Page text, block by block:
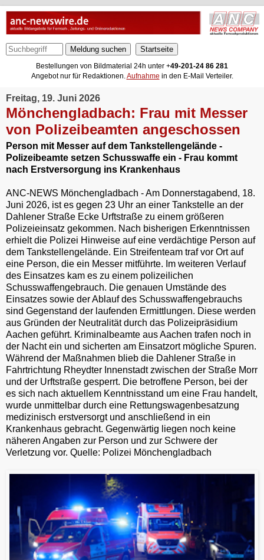
Meldung suchen
Bestellungen von Bildmaterial 24h unter +49-201-24 86 281
Angebot nur für Redaktionen.Aufnahme in den E-Mail Verteiler.
Freitag, 19. Juni 2026
Mönchengladbach: Frau mit Messer
von Polizeibeamten angeschossen
Person mit Messer auf dem Tankstellengelände -
Polizeibeamte setzen Schusswaffe ein - Frau kommt
nach Erstversorgung ins Krankenhaus
ANC-NEWS Mönchengladbach - Am Donnerstagabend, 18.
Juni 2026, ist es gegen 23 Uhr an einer Tankstelle an der
Dahlener Straße Ecke Urftstraße zu einem größeren
Polizeieinsatz gekommen. Nach bisherigen Erkenntnissen
erhielt die Polizei Hinweise auf eine verdächtige Person auf
dem Tankstellengelände. Ein Streifenteam traf vor Ort auf
eine Person, die ein Messer mitführte. Im weiteren Verlauf
des Einsatzes kam es zu einem polizeilichen
Schusswaffengebrauch. Die genauen Umstände des
Einsatzes sowie der Ablauf des Schusswaffengebrauchs
sind Gegenstand der laufenden Ermittlungen. Diese werden
aus Gründen der Neutralität durch das Polizeipräsidium
Aachen geführt. Kriminalbeamte aus Aachen trafen noch in
der Nacht ein und sicherten am Einsatzort mögliche Spuren.
Während der Maßnahmen blieb die Dahlener Straße in
Fahrtrichtung Rheydter Innenstadt zwischen der Straße Morr
und der Urftstraße gesperrt. Die betroffene Person, bei der
es sich nach aktuellem Kenntnisstand um eine Frau handelt,
wurde unmittelbar durch eine Rettungswagenbesatzung
medizinisch erstversorgt und anschließend in ein
Krankenhaus gebracht. Gegenwärtig liegen noch keine
näheren Angaben zur Person und zur Schwere der
Verletzung vor. Quelle: Polizei Mönchengladbach